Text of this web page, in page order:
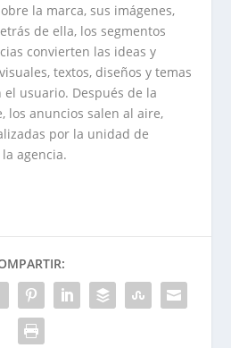
la marca, sus imágenes,
de ella, los segmentos
convierten las ideas y
textos, diseños y temas
el usuario. Después de la
los anuncios salen al aire,
por la unidad de
agencia.